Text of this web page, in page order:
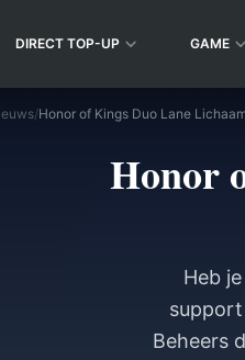
DIRECT TOP-UP GAME
/
Honor
Heb
Beheers